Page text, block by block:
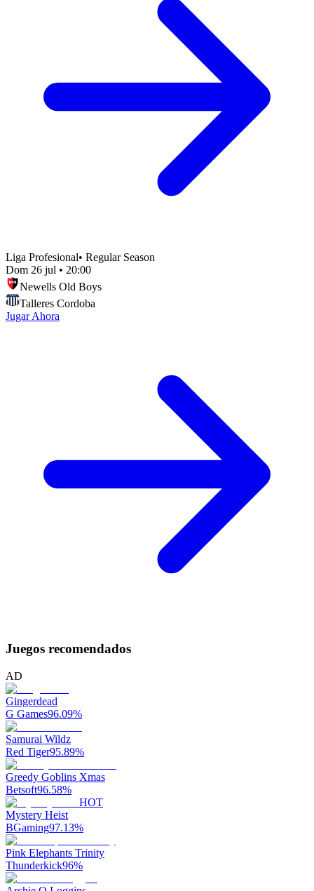
Liga Profesional• Regular Season
Dom 26 jul • 20:00
Newells Old Boys
Talleres Cordoba
Jugar Ahora
Juegos recomendados
AD
Gingerdead
G Games96.09%
Samurai Wildz
Red Tiger95.89%
Greedy Goblins Xmas
Betsoft96.58%
HOT
Mystery Heist
BGaming97.13%
Pink Elephants Trinity
Thunderkick96%